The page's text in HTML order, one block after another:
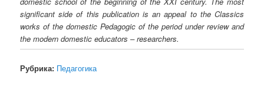
significant side of this publication is an appeal to the Classics
works of the domestic Pedagogic of the period under review and
the modern domestic educators – researchers.
Рубрика: Педагогика